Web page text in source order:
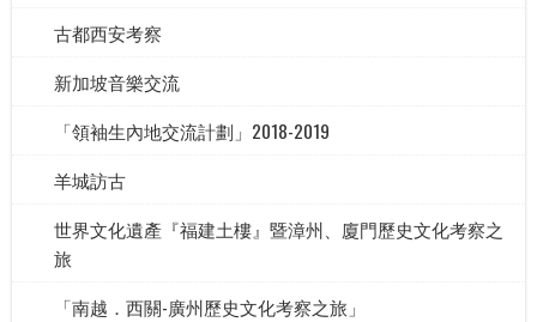
古都西安考察
新加坡音樂交流
「領袖生內地交流計劃」2018-2019
羊城訪古
世界文化遺產『福建土樓』暨漳州、廈門歷史文化考察之
旅
「南越．西關-廣州歷史文化考察之旅」